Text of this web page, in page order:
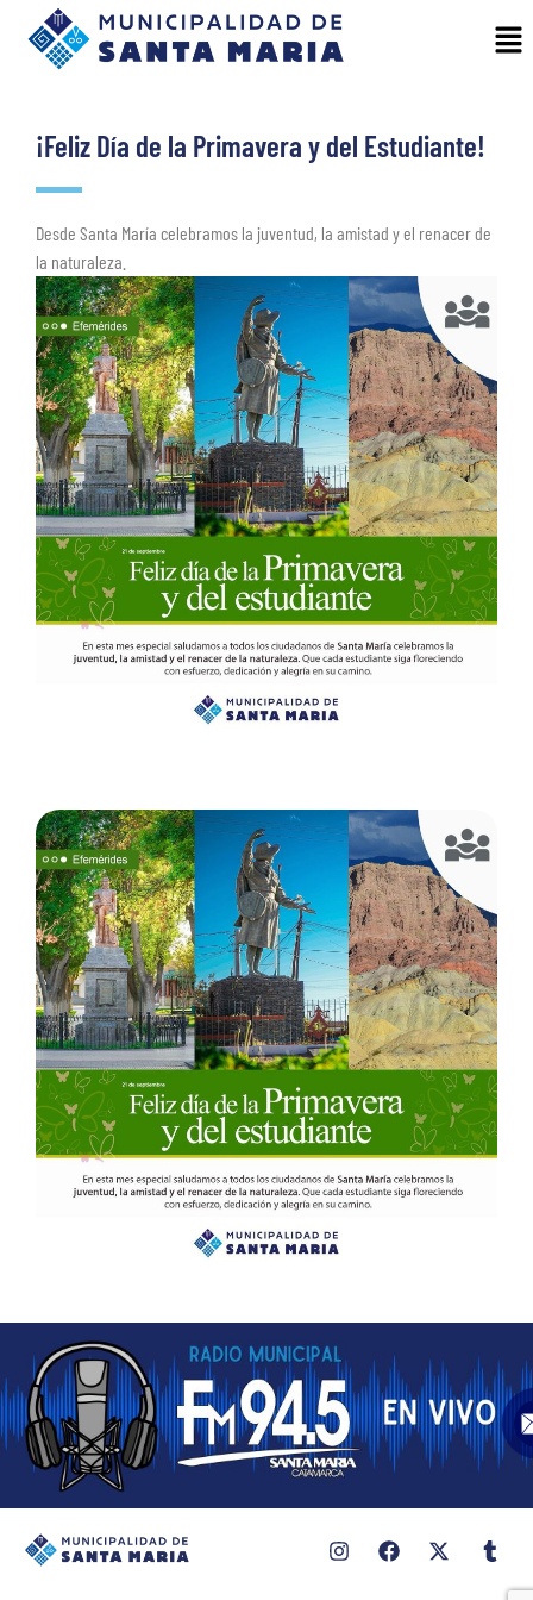
¡Feliz Día de la Primavera y del Estudiante!
Desde Santa María celebramos la juventud, la amistad y el renacer de
la naturaleza.